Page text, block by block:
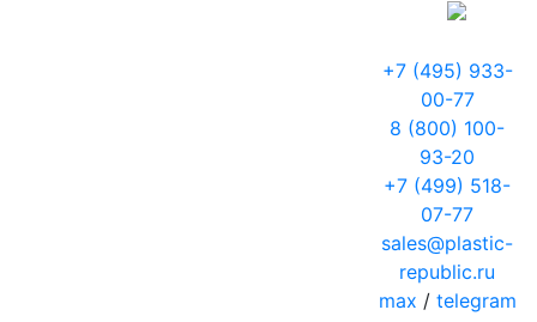
+7 (495) 933-
00-77
8 (800) 100-
93-20
+7 (499) 518-
07-77
sales@plastic-
republic.ru
max / telegram